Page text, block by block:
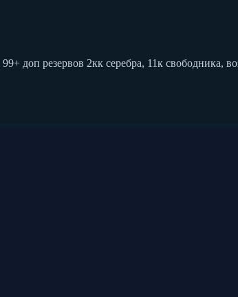
доп резервов 2кк серебра, 11к свободника,